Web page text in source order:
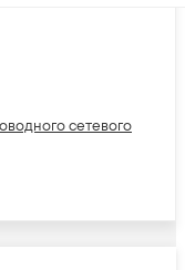
сетевого